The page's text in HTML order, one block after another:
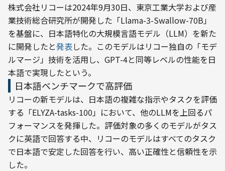
株式会社リコーは2024年9月30日、東京工業大学および産
業技術総合研究所が開発した「Llama-3-Swallow-70B」
を基盤に、日本語特化の大規模言語モデル（LLM）を新た
に開発したと発表した。このモデルはリコー独自の「モデ
ルマージ」技術を活用し、GPT-4と同等レベルの性能を日
本語で実現したという。
日本語ベンチマークで高評価
リコーの新モデルは、日本語の複雑な指示やタスクを評価
する「ELYZA-tasks-100」において、他のLLMを上回るパ
フォーマンスを発揮した。評価対象の多くのモデルがタス
クに英語で回答する中、リコーのモデルはすべてのタスク
で日本語で安定した回答を行い、高い正確性と信頼性を示
した。